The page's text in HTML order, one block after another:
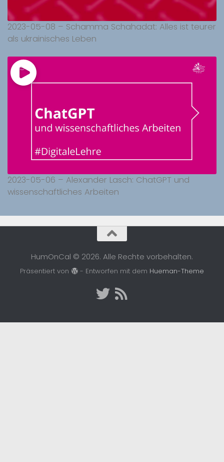
2023-05-08 – Schamma Schahadat: Alles ist teurer
als ukrainisches Leben
2023-05-06 – Alexander Lasch: ChatGPT und
wissenschaftliches Arbeiten
HumOnCal © 2026. Alle Rechte vorbehalten.
Präsentiert von - Entworfen mit dem Hueman-Theme